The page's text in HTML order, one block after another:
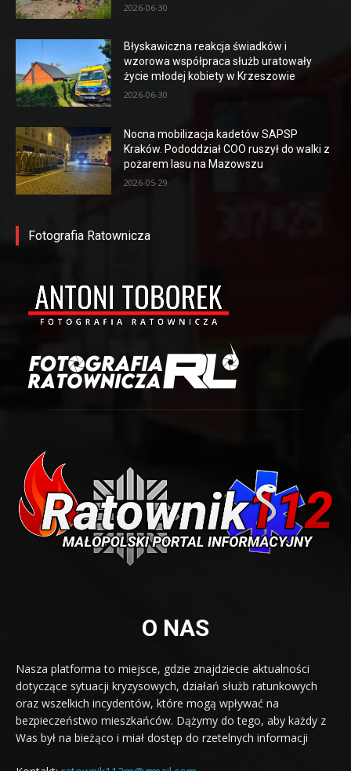
2026-06-30
Błyskawiczna reakcja świadków i
wzorowa współpraca służb uratowały
życie młodej kobiety w Krzeszowie
2026-06-30
Nocna mobilizacja kadetów SAPSP
Kraków. Pododdział COO ruszył do walki z
pożarem lasu na Mazowszu
2026-05-29
Fotografia Ratownicza
O NAS
Nasza platforma to miejsce, gdzie znajdziecie aktualności
dotyczące sytuacji kryzysowych, działań służb ratunkowych
oraz wszelkich incydentów, które mogą wpływać na
bezpieczeństwo mieszkańców. Dążymy do tego, aby każdy z
Was był na bieżąco i miał dostęp do rzetelnych informacji